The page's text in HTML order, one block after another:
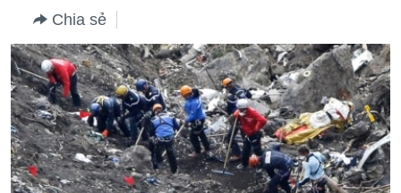
hướng
chính
Đi
tới
"Tìm"
MỤC
TỰ DO BÁO CHÍ
VẠCH TRẦN TIN GIẢ
NGƯỜI VIỆT HẢI NGOẠI
ĐỜI SỐNG
KINH TẾ
CHUYÊN ĐỀ
CHIẾN TRANH THƯƠNG MẠI CỦA MỸ: QUÁ KHỨ VÀ HIỆN
TẠI
HÀNH TRÌNH BẦU CỬ 2024
MỘT NĂM CHIẾN TRANH TẠI DẢI GAZA
HỌC TIẾNG ANH
VIDEO
NGHE
Chia sẻ